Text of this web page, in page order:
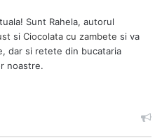
Sunt Rahela, autorul
si Ciocolata cu zambete si va
dar si retete din bucataria
noastre.